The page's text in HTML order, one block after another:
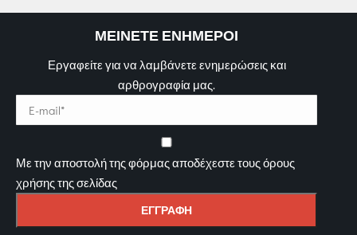
ΜΕΙΝΕΤΕ ΕΝΗΜΕΡΟΙ
Εργαφείτε για να λαμβάνετε ενημερώσεις και
αρθρογραφία μας.
Με την αποστολή της φόρμας αποδέχεστε τους όρους
χρήσης της σελίδας